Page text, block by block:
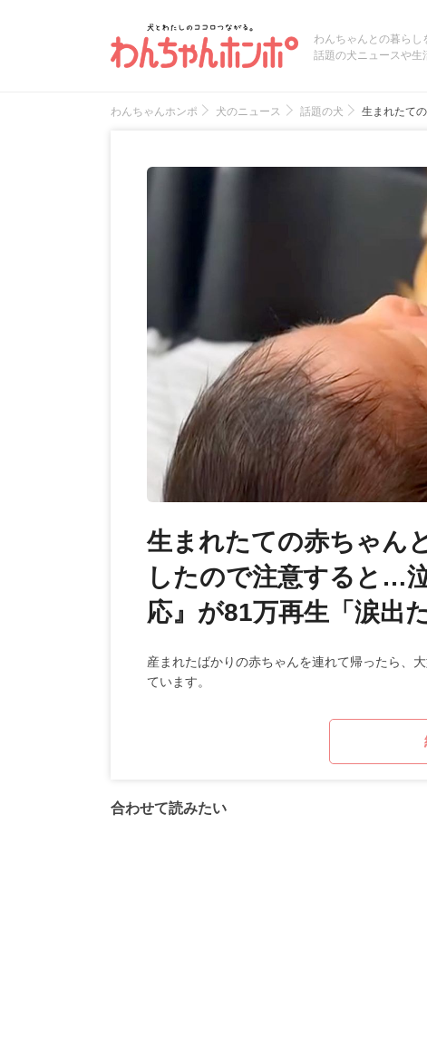
わんちゃんとの暮らし
話題の犬ニュースや生
わんちゃんホンポ 犬のニュース 話題の犬 生まれたて
生まれたての赤ちゃん
したので注意すると…
応』が81万再生「涙出
産まれたばかりの赤ちゃんを連れて帰ったら、
ています。
合わせて読みたい